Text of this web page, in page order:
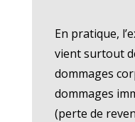
En pratique,
vient surtout
dommages
dommages
(perte de